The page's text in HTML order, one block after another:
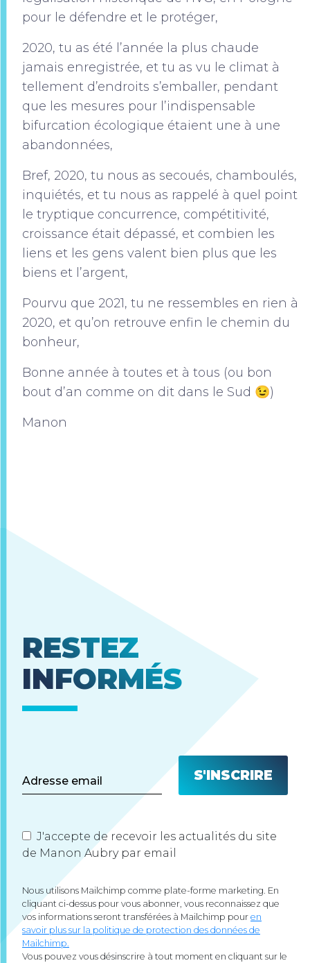
pour le défendre et le protéger,
2020, tu as été l’année la plus chaude
jamais enregistrée, et tu as vu le climat à
tellement d’endroits s’emballer, pendant
que les mesures pour l’indispensable
bifurcation écologique étaient une à une
abandonnées,
Bref, 2020, tu nous as secoués, chamboulés,
inquiétés, et tu nous as rappelé à quel point
le tryptique concurrence, compétitivité,
croissance était dépassé, et combien les
liens et les gens valent bien plus que les
biens et l’argent,
Pourvu que 2021, tu ne ressembles en rien à
2020, et qu’on retrouve enfin le chemin du
bonheur,
Bonne année à toutes et à tous (ou bon
bout d’an comme on dit dans le Sud 😉)
Manon
RESTEZ
INFORMÉS
J'accepte de recevoir les actualités du site
de Manon Aubry par email
Nous utilisons Mailchimp comme plate-forme marketing. En
cliquant ci-dessus pour vous abonner, vous reconnaissez que
vos informations seront transférées à Mailchimp pour en
savoir plus sur la politique de protection des données de
Mailchimp.
Vous pouvez vous désinscrire à tout moment en cliquant sur le